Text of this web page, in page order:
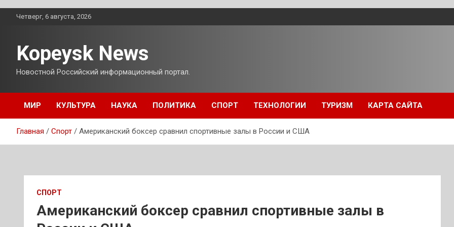
ПерейтиЧетверг, 6 августа, 2026
Kopeysk News
Новостной Российский информационный портал.
МИР КУЛЬТУРА НАУКА ПОЛИТИКА СПОРТ ТЕХНОЛОГИИ ТУРИЗМ КАРТА САЙТА
Главная Спорт Американский боксер сравнил спортивные залы в России и США
СПОРТ
Американский боксер сравнил спортивные залы в